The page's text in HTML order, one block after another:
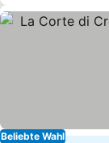
Beliebte Wahl